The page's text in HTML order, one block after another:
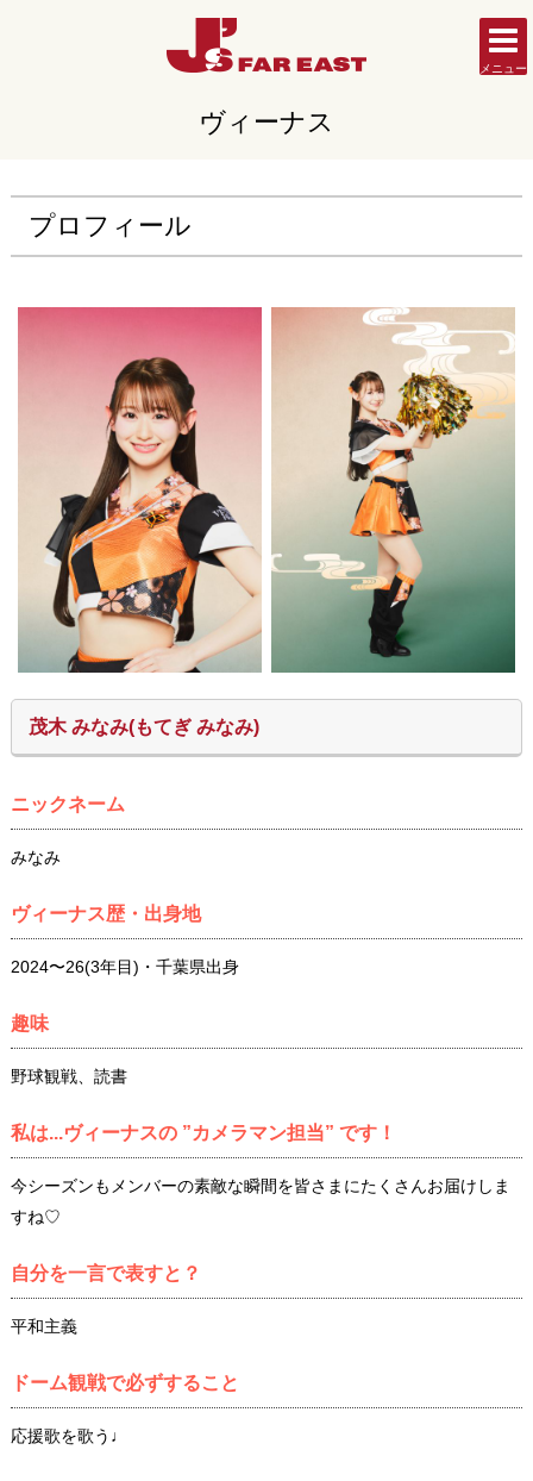
メニュー
ヴィーナス
プロフィール
茂木 みなみ(もてぎ みなみ)
ニックネーム
みなみ
ヴィーナス歴・出身地
2024〜26(3年目)・千葉県出身
趣味
野球観戦、読書
私は...ヴィーナスの ”カメラマン担当” です！
今シーズンもメンバーの素敵な瞬間を皆さまにたくさんお届けしま
すね♡
自分を一言で表すと？
平和主義
ドーム観戦で必ずすること
応援歌を歌う♩